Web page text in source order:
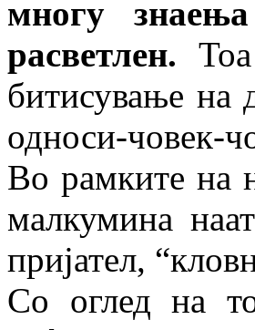
многу
расветлен.
битисување на
односи-човек-
Во рамките на
малкумина
пријател,
Со оглед на